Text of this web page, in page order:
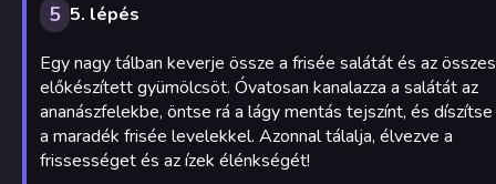
5 5. lépés
Egy nagy tálban keverje össze a frisée salátát és az összes
előkészített gyümölcsöt. Óvatosan kanalazza a salátát az
ananászfelekbe, öntse rá a lágy mentás tejszínt, és díszítse
a maradék frisée levelekkel. Azonnal tálalja, élvezve a
frissességet és az ízek élénkségét!